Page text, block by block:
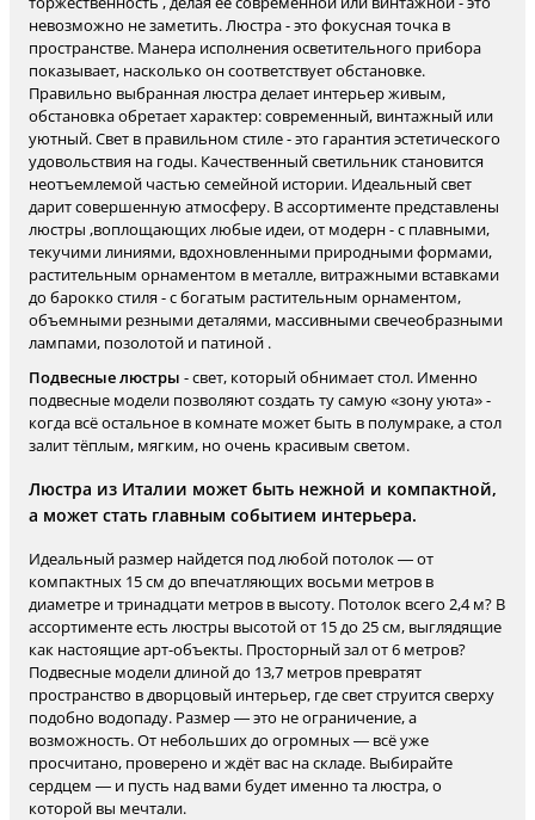
невозможно не заметить. Люстра - это фокусная точка в
пространстве. Манера исполнения осветительного прибора
показывает, насколько он соответствует обстановке.
Правильно выбранная люстра делает интерьер живым,
обстановка обретает характер: современный, винтажный или
уютный. Свет в правильном стиле - это гарантия эстетического
удовольствия на годы. Качественный светильник становится
неотъемлемой частью семейной истории. Идеальный свет
дарит совершенную атмосферу. В ассортименте представлены
люстры ,воплощающих любые идеи, от модерн - с плавными,
текучими линиями, вдохновленными природными формами,
растительным орнаментом в металле, витражными вставками
до барокко стиля - с богатым растительным орнаментом,
объемными резными деталями, массивными свечеобразными
лампами, позолотой и патиной .
Подвесные люстры - свет, который обнимает стол. Именно
подвесные модели позволяют создать ту самую «зону уюта» -
когда всё остальное в комнате может быть в полумраке, а стол
залит тёплым, мягким, но очень красивым светом.
Люстра из Италии может быть нежной и компактной,
а может стать главным событием интерьера.
Идеальный размер найдется под любой потолок — от
компактных 15 см до впечатляющих восьми метров в
диаметре и тринадцати метров в высоту. Потолок всего 2,4 м? В
ассортименте есть люстры высотой от 15 до 25 см, выглядящие
как настоящие арт-объекты. Просторный зал от 6 метров?
Подвесные модели длиной до 13,7 метров превратят
пространство в дворцовый интерьер, где свет струится сверху
подобно водопаду. Размер — это не ограничение, а
возможность. От небольших до огромных — всё уже
просчитано, проверено и ждёт вас на складе. Выбирайте
сердцем — и пусть над вами будет именно та люстра, о
которой вы мечтали.